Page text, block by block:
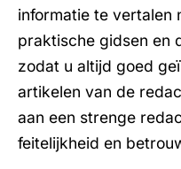
informatie te vertalen
praktische gidsen en
zodat u altijd goed
artikelen van de
aan een strenge
feitelijkheid en